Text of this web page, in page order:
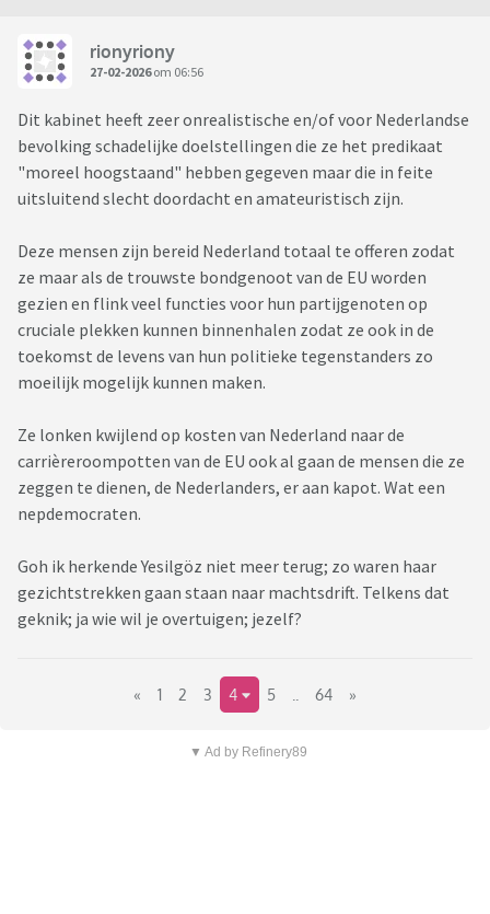
rionyriony
27-02-2026om 06:56
Dit kabinet heeft zeer onrealistische en/of voor Nederlandse
bevolking schadelijke doelstellingen die ze het predikaat
"moreel hoogstaand" hebben gegeven maar die in feite
uitsluitend slecht doordacht en amateuristisch zijn.
Deze mensen zijn bereid Nederland totaal te offeren zodat
ze maar als de trouwste bondgenoot van de EU worden
gezien en flink veel functies voor hun partijgenoten op
cruciale plekken kunnen binnenhalen zodat ze ook in de
toekomst de levens van hun politieke tegenstanders zo
moeilijk mogelijk kunnen maken.
Ze lonken kwijlend op kosten van Nederland naar de
carrièreroompotten van de EU ook al gaan de mensen die ze
zeggen te dienen, de Nederlanders, er aan kapot. Wat een
nepdemocraten.
Goh ik herkende Yesilgöz niet meer terug; zo waren haar
gezichtstrekken gaan staan naar machtsdrift. Telkens dat
geknik; ja wie wil je overtuigen; jezelf?
« 1 2 3 4 5 64 »
▼ Ad by Refinery89